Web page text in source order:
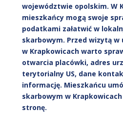
województwie opolskim. W
mieszkańcy mogą swoje
podatkami załatwić w
skarbowym. Przed wizytą w
w Krapkowicach warto
otwarcia placówki, adres
terytorialny US, dane
informację. Mieszkańcu
skarbowym w
stronę.